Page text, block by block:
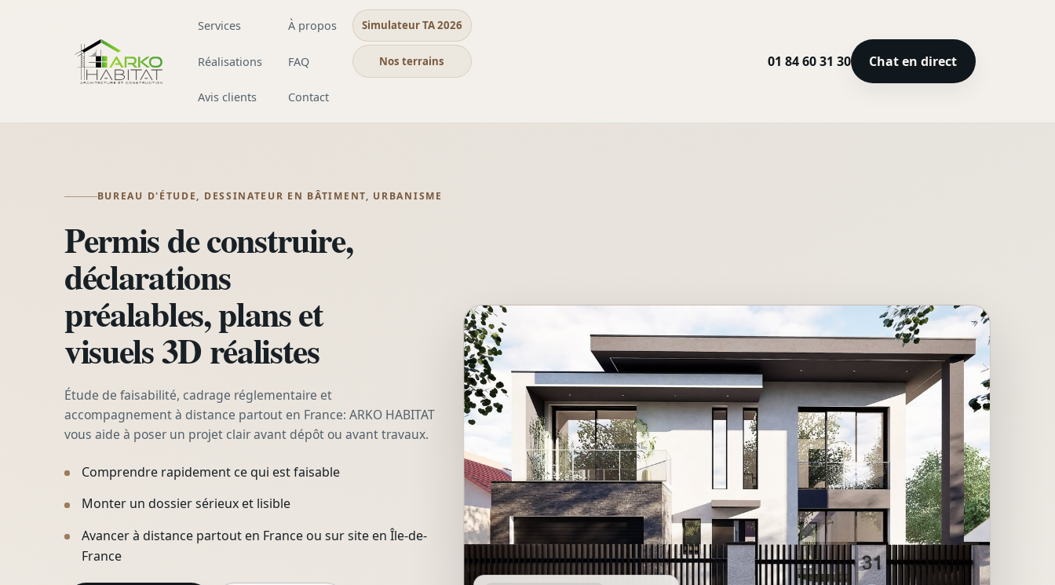
Services
Réalisations
Avis clients
À propos
FAQ
Contact
Simulateur TA 2026
Nos terrains 01 84 60 31 30 Chat en direct
BUREAU D'ÉTUDE, DESSINATEUR EN BÂTIMENT, URBANISME
Permis de construire,
déclarations
préalables, plans et
visuels 3D réalistes
Étude de faisabilité, cadrage réglementaire et
accompagnement à distance partout en France: ARKO HABITAT
vous aide à poser un projet clair avant dépôt ou avant travaux.
Comprendre rapidement ce qui est faisable
Monter un dossier sérieux et lisible
Avancer à distance partout en France ou sur site en Île-de-
France